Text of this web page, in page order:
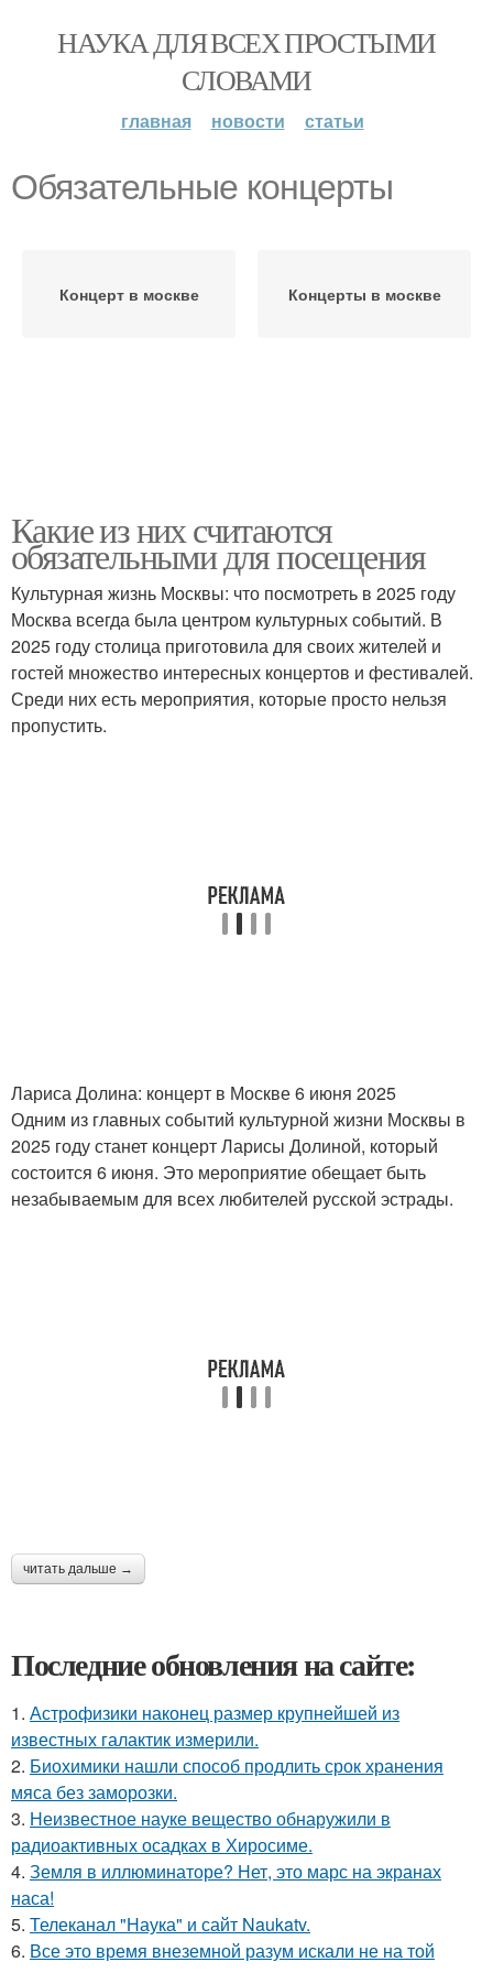
НАУКА ДЛЯ ВСЕХ ПРОСТЫМИ
СЛОВАМИ
главная новости статьи
Обязательные концерты
Концерт в москве Концерты в москве
Какие из них считаются
обязательными для посещения
Культурная жизнь Москвы: что посмотреть в 2025 году
Москва всегда была центром культурных событий. В
2025 году столица приготовила для своих жителей и
гостей множество интересных концертов и фестивалей.
Среди них есть мероприятия, которые просто нельзя
пропустить.
Лариса Долина: концерт в Москве 6 июня 2025
Одним из главных событий культурной жизни Москвы в
2025 году станет концерт Ларисы Долиной, который
состоится 6 июня. Это мероприятие обещает быть
незабываемым для всех любителей русской эстрады.
читать дальше →
Последние обновления на сайте:
1. Астрофизики наконец размер крупнейшей из
известных галактик измерили.
2. Биохимики нашли способ продлить срок хранения
мяса без заморозки.
3. Неизвестное науке вещество обнаружили в
радиоактивных осадках в Хиросиме.
4. Земля в иллюминаторе? Нет, это марс на экранах
наса!
5. Телеканал "Наука" и сайт Naukatv.
6. Все это время внеземной разум искали не на той